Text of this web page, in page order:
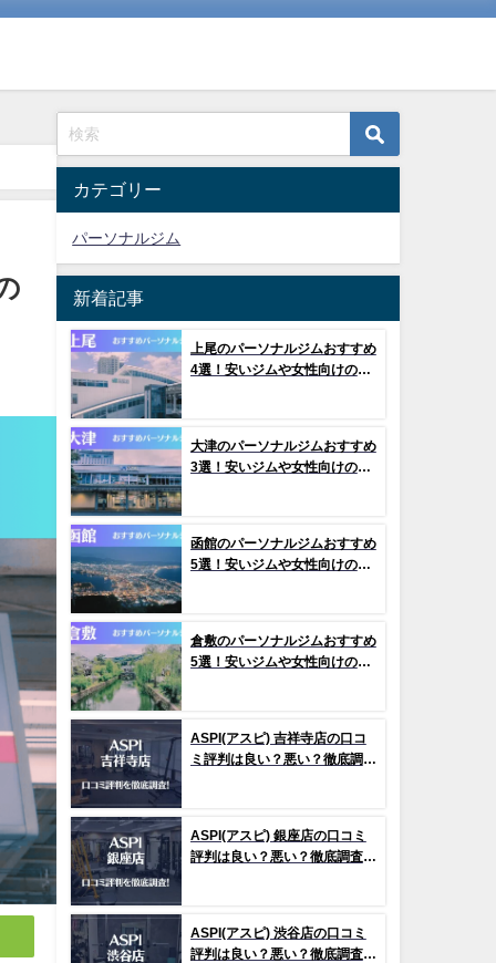
カテゴリー
パーソナルジム
新着記事
上尾のパーソナルジムおすすめ
4選！安いジムや女性向けのジ
大津のパーソナルジムおすすめ
3選！安いジムや女性向けのジ
函館のパーソナルジムおすすめ
5選！安いジムや女性向けのジ
倉敷のパーソナルジムおすすめ
5選！安いジムや女性向けのジ
ASPI(アスピ) 吉祥寺店の口コ
ミ評判は良い？悪い？徹底調査
ASPI(アスピ) 銀座店の口コミ
評判は良い？悪い？徹底調査し
ASPI(アスピ) 渋谷店の口コミ
評判は良い？悪い？徹底調査し